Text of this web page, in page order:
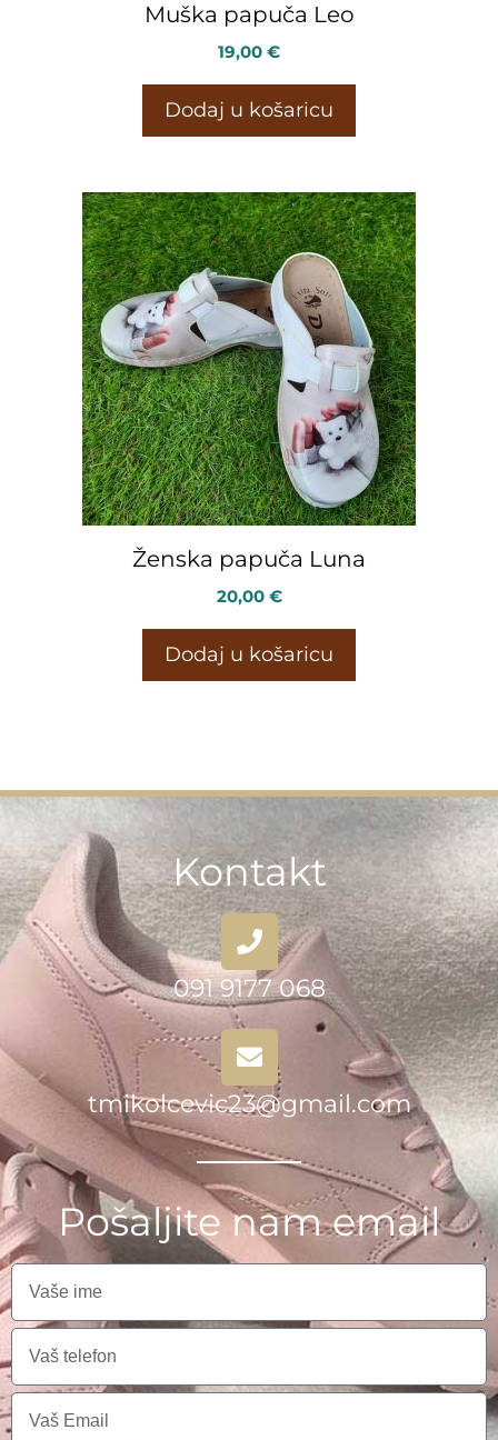
Muška papuča Leo
19,00 €
Dodaj u košaricu
Ženska papuča Luna
20,00 €
Dodaj u košaricu
Kontakt
091 9177 068
tmikolcevic23@gmail.com
Pošaljite nam email